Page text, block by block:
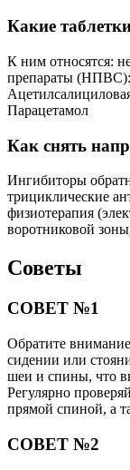
Какие
К ним относятся:
препараты
Парацетамол
Как снять
Ингибиторы
трициклические
физиотерапия
воротниковой
Советы
СОВЕТ №1
Обратите
сидении или
шеи и спины, что
Регулярно
прямой спиной, а
СОВЕТ №2